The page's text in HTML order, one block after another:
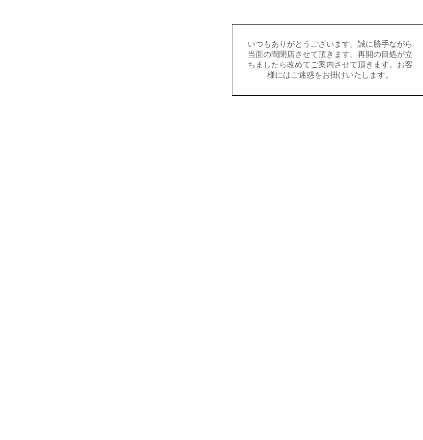
いつもありがとうございます。誠に勝手ながら
当面の間閉店させて頂きます。再開の目処が立
ちましたら改めてご案内させて頂きます。お客
様にはご迷惑をお掛けいたします。